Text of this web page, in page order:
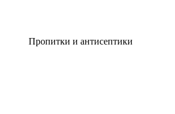
Пропитки и антисептики